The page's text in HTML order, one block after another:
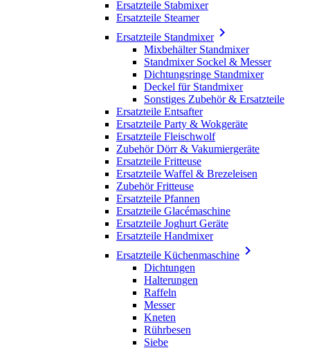
Ersatzteile Stabmixer
Ersatzteile Steamer
Ersatzteile Standmixer
Mixbehälter Standmixer
Standmixer Sockel & Messer
Dichtungsringe Standmixer
Deckel für Standmixer
Sonstiges Zubehör & Ersatzteile
Ersatzteile Entsafter
Ersatzteile Party & Wokgeräte
Ersatzteile Fleischwolf
Zubehör Dörr & Vakumiergeräte
Ersatzteile Fritteuse
Ersatzteile Waffel & Brezeleisen
Zubehör Fritteuse
Ersatzteile Pfannen
Ersatzteile Glacémaschine
Ersatzteile Joghurt Geräte
Ersatzteile Handmixer
Ersatzteile Küchenmaschine 
Dichtungen
Halterungen
Raffeln
Messer
Kneten
Rührbesen
Siebe